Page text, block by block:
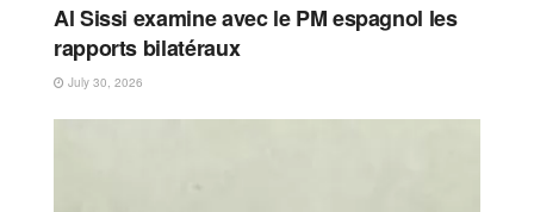
Al Sissi examine avec le PM espagnol les
rapports bilatéraux
July 30, 2026